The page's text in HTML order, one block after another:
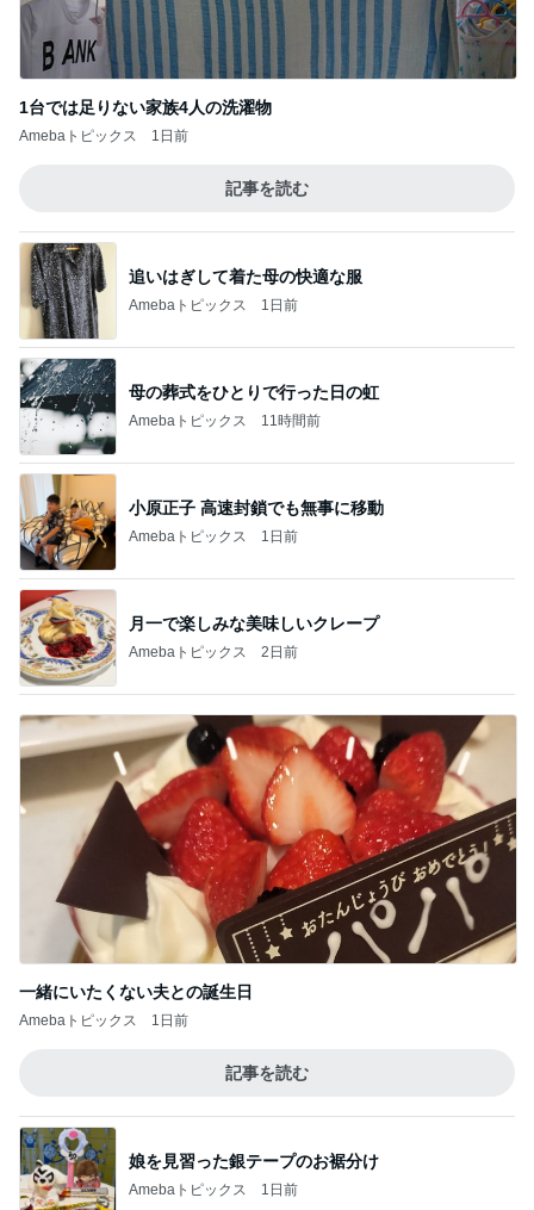
1台では足りない家族4人の洗濯物
Amebaトピックス 1日前
記事を読む
追いはぎして着た母の快適な服
Amebaトピックス 1日前
母の葬式をひとりで行った日の虹
Amebaトピックス 11時間前
小原正子 高速封鎖でも無事に移動
Amebaトピックス 1日前
月一で楽しみな美味しいクレープ
Amebaトピックス 2日前
一緒にいたくない夫との誕生日
Amebaトピックス 1日前
記事を読む
娘を見習った銀テープのお裾分け
Amebaトピックス 1日前